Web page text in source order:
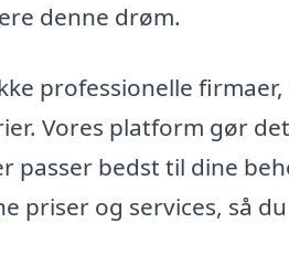
denne drøm.
professionelle
Vores platform gør
passer bedst til dine
priser og services, så